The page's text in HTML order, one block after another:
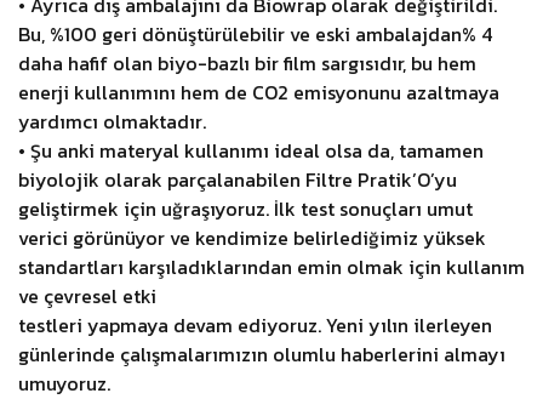
Bu, %100 geri dönüştürülebilir ve eski ambalajdan% 4
daha hafif olan biyo-bazlı bir film sargısıdır, bu hem
enerji kullanımını hem de CO2 emisyonunu azaltmaya
yardımcı olmaktadır.
• Şu anki materyal kullanımı ideal olsa da, tamamen
biyolojik olarak parçalanabilen Filtre Pratik’O’yu
geliştirmek için uğraşıyoruz. İlk test sonuçları umut
verici görünüyor ve kendimize belirlediğimiz yüksek
standartları karşıladıklarından emin olmak için kullanım
ve çevresel etki
testleri yapmaya devam ediyoruz. Yeni yılın ilerleyen
günlerinde çalışmalarımızın olumlu haberlerini almayı
umuyoruz.